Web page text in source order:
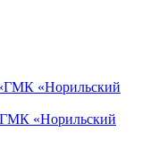
«Норильский
«Норильский